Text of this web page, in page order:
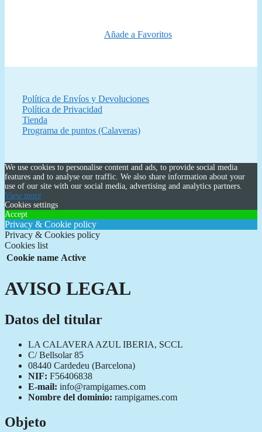
Añade a Favoritos
Política de Envíos y Devoluciones
Política de Privacidad
Tienda
Programa de puntos (Calaveras)
We use cookies to personalise content and ads, to provide social media
features and to analyse our traffic. We also share information about your
use of our site with our social media, advertising and analytics partners.
View more
Cookies settings
Accept
Privacy & Cookie policy
Privacy & Cookies policy
Cookies list
Cookie name Active
AVISO LEGAL
Datos del titular
LA CALAVERA AZUL IBERIA, SCCL
C/ Bellsolar 85
08440 Cardedeu (Barcelona)
NIF: F56406838
E-mail: info@rampigames.com
Nombre del dominio: rampigames.com
Objeto